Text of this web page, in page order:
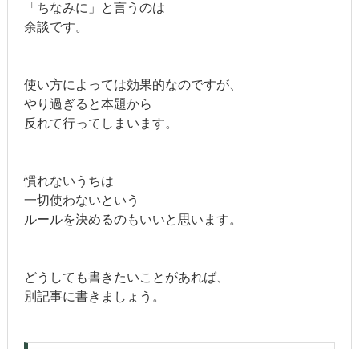
「ちなみに」と言うのは
余談です。
使い方によっては効果的なのですが、
やり過ぎると本題から
反れて行ってしまいます。
慣れないうちは
一切使わないという
ルールを決めるのもいいと思います。
どうしても書きたいことがあれば、
別記事に書きましょう。